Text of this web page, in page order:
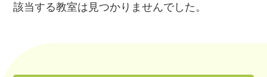
該当する教室は見つかりませんでした。